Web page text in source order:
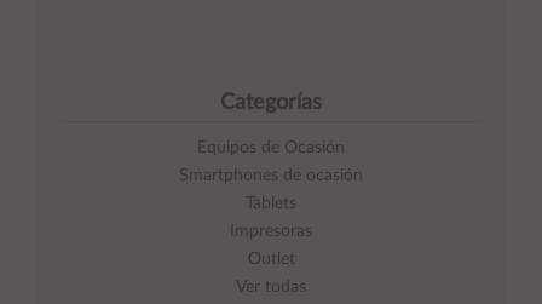
Categorías
Equipos de Ocasión
Smartphones de ocasión
Tablets
Impresoras
Outlet
Ver todas